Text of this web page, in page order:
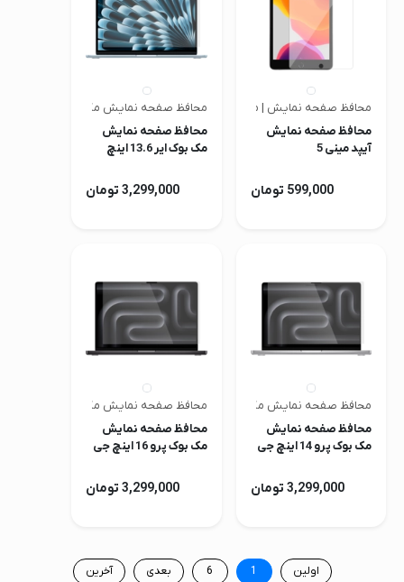
محافظ صفحه نمایش | متفرقه
محافظ صفحه نمایش
آیپد مینی 5
599,000 تومان
محافظ صفحه نمایش مک | جی سی پال
محافظ صفحه نمایش
مک بوک ایر 13.6 اینچ
3,299,000 تومان
محافظ صفحه نمایش مک | جی سی پال
محافظ صفحه نمایش
مک بوک پرو 14 اینچ جی
3,299,000 تومان
محافظ صفحه نمایش مک | جی سی پال
محافظ صفحه نمایش
مک بوک پرو 16 اینچ جی
3,299,000 تومان
اولین 1
6 بعدی آخرین